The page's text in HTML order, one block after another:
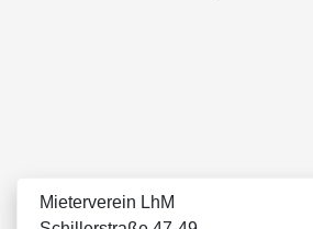
Mieterverein LhM